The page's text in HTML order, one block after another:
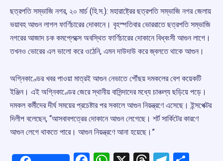
ছত্রপতি সম্ভাজি নগর, ২০ মার্চ (হি.স.): মহারাষ্ট্রের ছত্রপতি সম্ভাজি নগর জেলায়
ভয়াবহ আগুন লাগল ফার্ণিচারের দোকানে। বৃহস্পতিবার ভোররাতে ছত্রপতি সম্ভাজি
নগরের আজাদ চক কমপ্লেক্সে অবস্থিত ফার্ণিচারের দোকানে বিধ্বংসী আগুন লাগে।
তখনও ভোরের এল ভালো করে ওঠেনি, এমন দাউদাউ করে জ্বলতে থাকে আগুন।
অগ্নিকাণ্ডের খবর পাওয়া মাত্রই আগুন নেভাতে পৌঁছয় দমকলের বেশ কয়েকটি
ইঞ্জিন। এই অগ্নিকাণ্ডের জেরে স্থানীয় বাসিন্দাদের মধ্যে চাঞ্চল্য ছড়িয়ে পড়ে।
দমকল কর্মীদের দীর্ঘ সময়ের প্রচেষ্টার পর সকালে আগুন নিয়ন্ত্রণে এসেছে। ইন্সপেক্টর
দিলীপ বলেছেন, “আসবাবপত্রের দোকানে আগুন লেগেছে। শর্ট সার্কিটের কারণে
আগুন লেগে থাকতে পারে। আগুন নিয়ন্ত্রণে আনা হয়েছে।”